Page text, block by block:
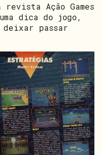
Ação Games
dica do jogo,
deixar passar